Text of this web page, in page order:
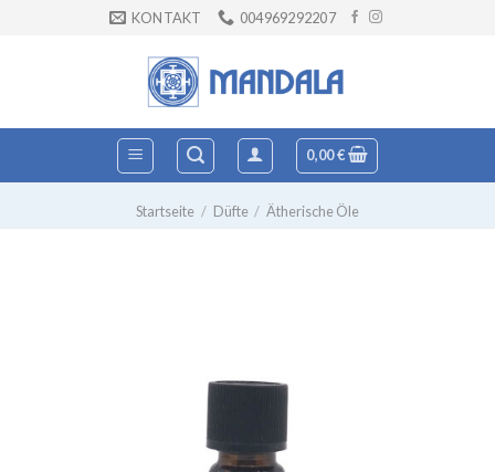
KONTAKT 004969292207
0,00€
Startseite / Düfte / Ätherische Öle